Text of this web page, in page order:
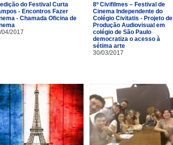
edição do Festival Curta
- Encontros Fazer
- Chamada Oficina de
04/2017
8º Civifilmes – Festival de
Cinema Independente do
Colégio Civitatis - Projeto de
Produção Audiovisual em
colégio de São Paulo
democratiza o acesso à
sétima arte
30/03/2017